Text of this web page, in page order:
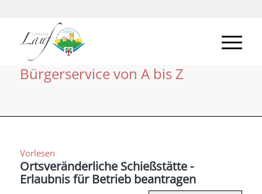
Bürgerservice von A bis Z
Vorlesen
Ortsveränderliche Schießstätte -
Erlaubnis für Betrieb beantragen